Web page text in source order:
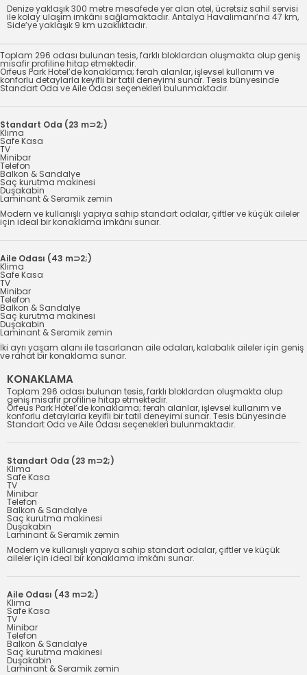
Denize yaklaşık 300 metre mesafede yer alan otel, ücretsiz sahil servisi
ile kolay ulaşım imkânı sağlamaktadır. Antalya Havalimanı’na 47 km,
Side’ye yaklaşık 9 km uzaklıktadır.
Toplam 296 odası bulunan tesis, farklı bloklardan oluşmakta olup geniş
misafir profiline hitap etmektedir.
Orfeus Park Hotel’de konaklama; ferah alanlar, işlevsel kullanım ve
konforlu detaylarla keyifli bir tatil deneyimi sunar. Tesis bünyesinde
Standart Oda ve Aile Odası seçenekleri bulunmaktadır.
Standart Oda (23 m⊃2;)
Klima
Safe Kasa
TV
Minibar
Telefon
Balkon & Sandalye
Saç kurutma makinesi
Duşakabin
Laminant & Seramik zemin
Modern ve kullanışlı yapıya sahip standart odalar, çiftler ve küçük aileler
için ideal bir konaklama imkânı sunar.
Aile Odası (43 m⊃2;)
Klima
Safe Kasa
TV
Minibar
Telefon
Balkon & Sandalye
Saç kurutma makinesi
Duşakabin
Laminant & Seramik zemin
İki ayrı yaşam alanı ile tasarlanan aile odaları, kalabalık aileler için geniş
ve rahat bir konaklama sunar.
KONAKLAMA
Toplam 296 odası bulunan tesis, farklı bloklardan oluşmakta olup
geniş misafir profiline hitap etmektedir.
Orfeus Park Hotel’de konaklama; ferah alanlar, işlevsel kullanım ve
konforlu detaylarla keyifli bir tatil deneyimi sunar. Tesis bünyesinde
Standart Oda ve Aile Odası seçenekleri bulunmaktadır.
Standart Oda (23 m⊃2;)
Klima
Safe Kasa
TV
Minibar
Telefon
Balkon & Sandalye
Saç kurutma makinesi
Duşakabin
Laminant & Seramik zemin
Modern ve kullanışlı yapıya sahip standart odalar, çiftler ve küçük
aileler için ideal bir konaklama imkânı sunar.
Aile Odası (43 m⊃2;)
Klima
Safe Kasa
TV
Minibar
Telefon
Balkon & Sandalye
Saç kurutma makinesi
Duşakabin
Laminant & Seramik zemin